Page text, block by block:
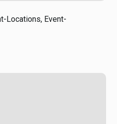
Locations, Event-